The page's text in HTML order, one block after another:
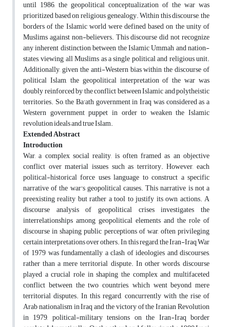
until 1986, the geopolitical conceptualization of the war was
prioritized based on religious genealogy. Within this discourse, the
borders of the Islamic world were defined based on the unity of
Muslims against non-believers. This discourse did not recognize
any inherent distinction between the Islamic Ummah and nation-
states, viewing all Muslims as a single political and religious unit.
Additionally, given the anti-Western bias within the discourse of
political Islam, the geopolitical interpretation of the war was
doubly reinforced by the conflict between Islamic and polytheistic
territories. So, the Ba'ath government in Iraq was considered as a
Western government puppet in order to weaken the Islamic
revolution ideals and true Islam.
Extended Abstract
Introduction
War, a complex social reality, is often framed as an objective
conflict over material issues such as territory. However, each
political-historical force uses language to construct a specific
narrative of the war's geopolitical causes. This narrative is not a
preexisting reality but rather a tool to justify its own actions. A
discourse analysis of geopolitical crises investigates the
interrelationships among geopolitical elements and the role of
discourse in shaping public perceptions of war, often privileging
certain interpretations over others. In this regard, the Iran-Iraq War
of 1979 was fundamentally a clash of ideologies and discourses,
rather than a mere territorial dispute. In other words, discourse
played a crucial role in shaping the complex and multifaceted
conflict between the two countries, which went beyond mere
territorial disputes. In this regard, concurrently with the rise of
Arab nationalism in Iraq and the victory of the Iranian Revolution
in 1979, political-military tensions on the Iran-Iraq border